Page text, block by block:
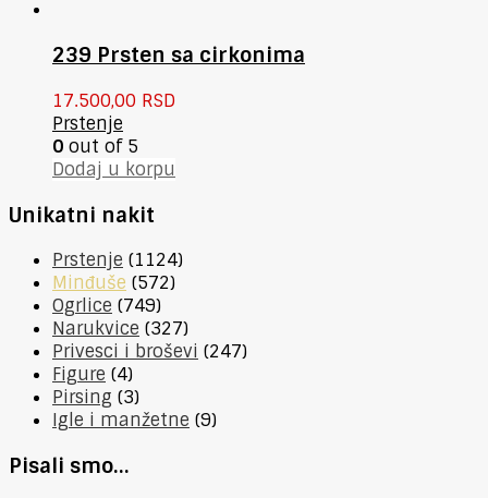
239 Prsten sa cirkonima
17.500,00 RSD
Prstenje
0 out of 5
Dodaj u korpu
Unikatni nakit
Prstenje (1124)
Minđuše (572)
Ogrlice (749)
Narukvice (327)
Privesci i broševi (247)
Figure (4)
Pirsing (3)
Igle i manžetne (9)
Pisali smo…